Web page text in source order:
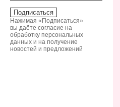
Нажимая «Подписаться»
вы даёте согласие на
обработку персональных
данных и на получение
новостей и предложений